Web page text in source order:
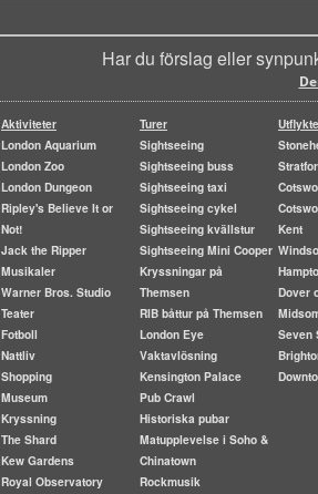
Har du förslag eller
Aktiviteter
London Aquarium
London Zoo
London Dungeon
Ripley's Believe It or
Not!
Jack the Ripper
Musikaler
Warner Bros. Studio
Teater
Fotboll
Nattliv
Shopping
Museum
Kryssning
The Shard
Kew Gardens
Royal Observatory
Turer
Sightseeing
Sightseeing buss
Sightseeing taxi
Sightseeing cykel
Sightseeing kvällstur
Sightseeing Mini Cooper
Kryssningar på
Themsen
RIB båttur på Themsen
London Eye
Vaktavlösning
Kensington Palace
Pub Crawl
Historiska pubar
Matupplevelse i Soho &
Chinatown
Rockmusik
Kent
Dover
Seven